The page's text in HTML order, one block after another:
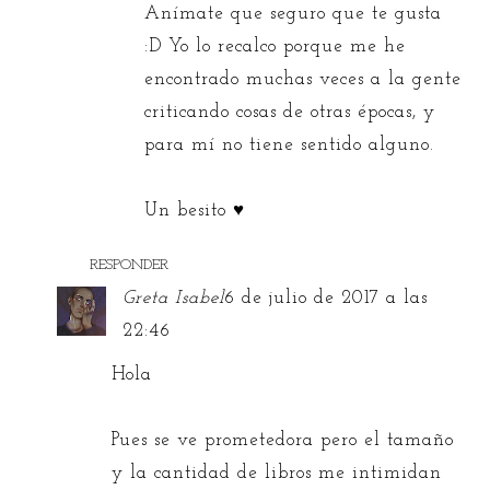
Anímate que seguro que te gusta
:D Yo lo recalco porque me he
encontrado muchas veces a la gente
criticando cosas de otras épocas, y
para mí no tiene sentido alguno.
Un besito ♥
RESPONDER
Greta Isabel6 de julio de 2017 a las
22:46
Hola
Pues se ve prometedora pero el tamaño
y la cantidad de libros me intimidan